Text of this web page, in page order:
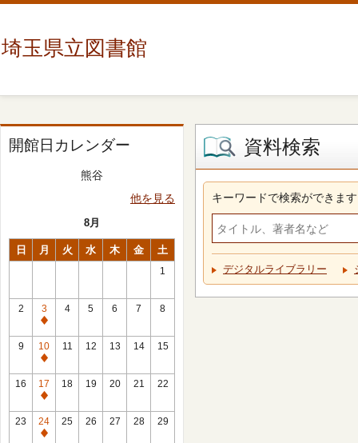
埼玉県立図書館
開館日カレンダー
熊谷
他を見る
8月
日 月 火 水 木 金 土
1
2
3
休
館
日
4 5 6 7 8
9
10
休
館
日
11 12 13 14 15
16
17
休
館
日
18 19 20 21 22
23
24
休
25 26 27 28 29
資料検索
キーワードで検索ができます
デジタルライブラリー